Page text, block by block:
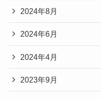
2024年8月
2024年6月
2024年4月
2023年9月